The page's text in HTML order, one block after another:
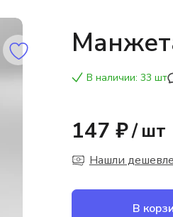
В наличии: 33 шт
147 ₽/ шт
Нашли
В